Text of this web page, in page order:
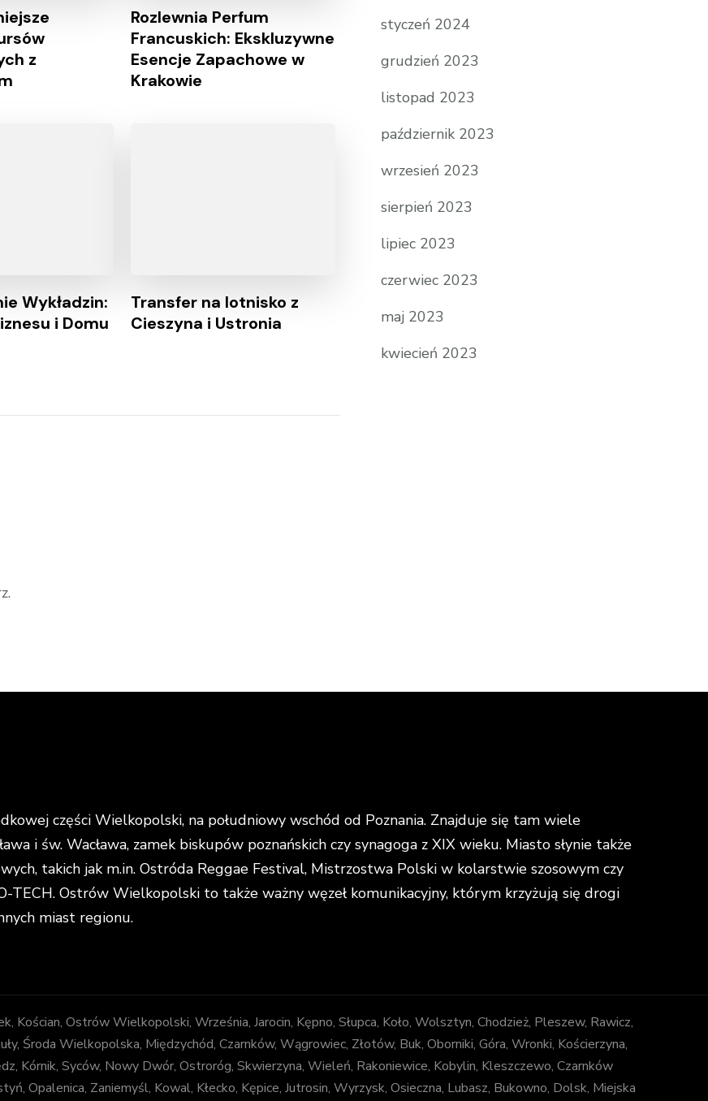
z
Rozlewnia Perfum
Francuskich: Ekskluzywne
Esencje Zapachowe w
Krakowie
Wykładzin:
i Domu
Transfer na lotnisko z
Cieszyna i Ustronia
styczeń 2024
grudzień 2023
listopad 2023
październik 2023
wrzesień 2023
sierpień 2023
lipiec 2023
czerwiec 2023
maj 2023
kwiecień 2023
części Wielkopolski, na południowy wschód od Poznania. Znajduje się tam wiele
i św. Wacława, zamek biskupów poznańskich czy synagoga z XIX wieku. Miasto słynie także
takich jak m.in. Ostróda Reggae Festival, Mistrzostwa Polski w kolarstwie szosowym czy
TECH. Ostrów Wielkopolski to także ważny węzeł komunikacyjny, którym krzyżują się drogi
miast regionu.
Kościan, Ostrów Wielkopolski, Września, Jarocin, Kępno, Słupca, Koło, Wolsztyn, Chodzież, Pleszew, Rawicz,
Środa Wielkopolska, Międzychód, Czarnków, Wągrowiec, Złotów, Buk, Oborniki, Góra, Wronki, Kościerzyna,
Kórnik, Syców, Nowy Dwór, Ostroróg, Skwierzyna, Wieleń, Rakoniewice, Kobylin, Kleszczewo, Czarnków
Opalenica, Zaniemyśl, Kowal, Kłecko, Kępice, Jutrosin, Wyrzysk, Osieczna, Lubasz, Bukowno, Dolsk, Miejska